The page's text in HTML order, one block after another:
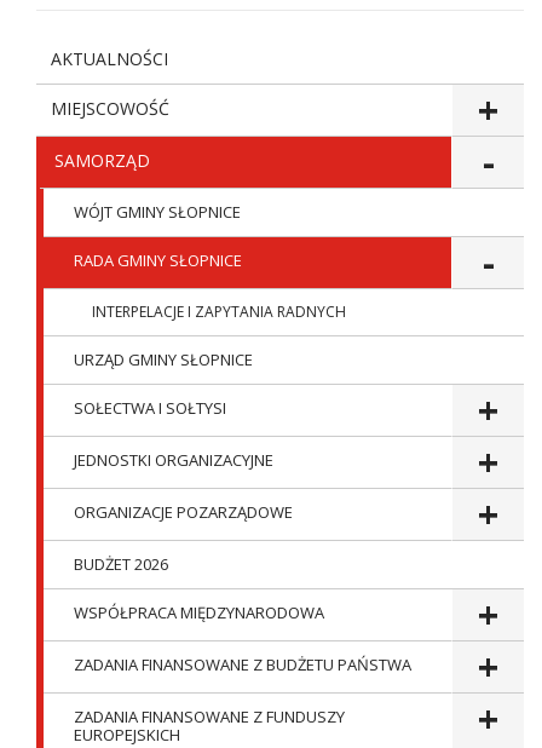
AKTUALNOŚCI
MIEJSCOWOŚĆ
SAMORZĄD
WÓJT GMINY SŁOPNICE
RADA GMINY SŁOPNICE
INTERPELACJE I ZAPYTANIA RADNYCH
URZĄD GMINY SŁOPNICE
SOŁECTWA I SOŁTYSI
JEDNOSTKI ORGANIZACYJNE
ORGANIZACJE POZARZĄDOWE
BUDŻET 2026
WSPÓŁPRACA MIĘDZYNARODOWA
ZADANIA FINANSOWANE Z BUDŻETU PAŃSTWA
ZADANIA FINANSOWANE Z FUNDUSZY
EUROPEJSKICH